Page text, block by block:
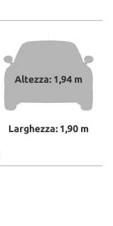
Altezza: 1,94 m
Larghezza: 1,90 m